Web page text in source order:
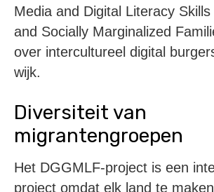
Media and Digital Literacy
and Socially Marginalized
over intercultureel digital
wijk.
Diversiteit van
migrantengroepen
Het DGGMLF-project is een
project omdat elk land te